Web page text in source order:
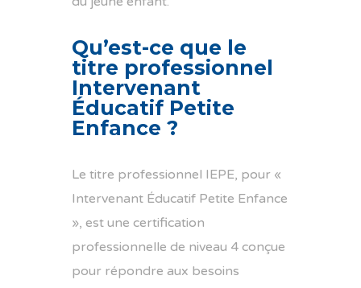
Qu’est-ce que le
titre professionnel
Intervenant
Éducatif Petite
Enfance ?
Le titre professionnel IEPE, pour «
Intervenant Éducatif Petite Enfance
», est une certification
professionnelle de niveau 4 conçue
pour répondre aux besoins